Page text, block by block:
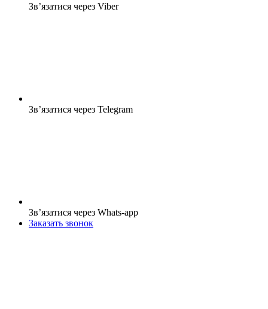
Зв’язатися через Viber
Зв’язатися через Telegram
Зв’язатися через Whats-app
Заказать звонок